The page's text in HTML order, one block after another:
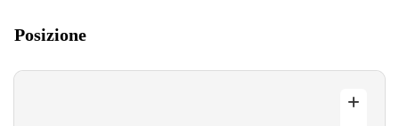
Posizione